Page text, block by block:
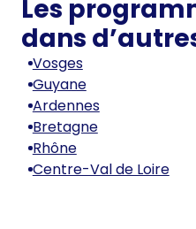
Les
dans
Vosges
Guyane
Ardennes
Bretagne
Rhône
Centre-Val de Loire